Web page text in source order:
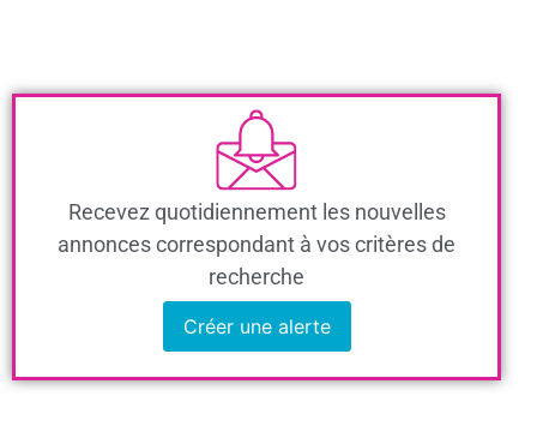
Recevez quotidiennement les nouvelles
annonces correspondant à vos critères de
recherche
Créer une alerte